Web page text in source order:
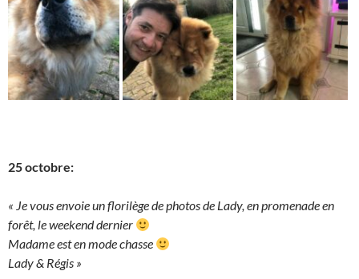
25 octobre:
« Je vous envoie un florilège de photos de Lady, en promenade en
forêt, le weekend dernier
Madame est en mode chasse
Lady & Régis »